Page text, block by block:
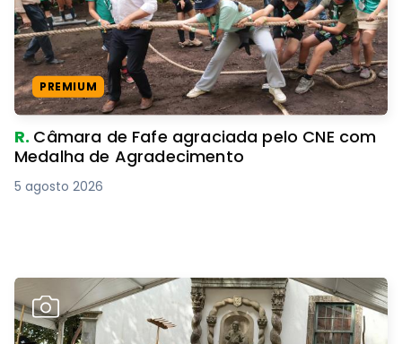
PREMIUM
R. Câmara de Fafe agraciada pelo CNE com
Medalha de Agradecimento
5 agosto 2026